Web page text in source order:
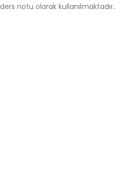
notu olarak kullanılmaktadır..